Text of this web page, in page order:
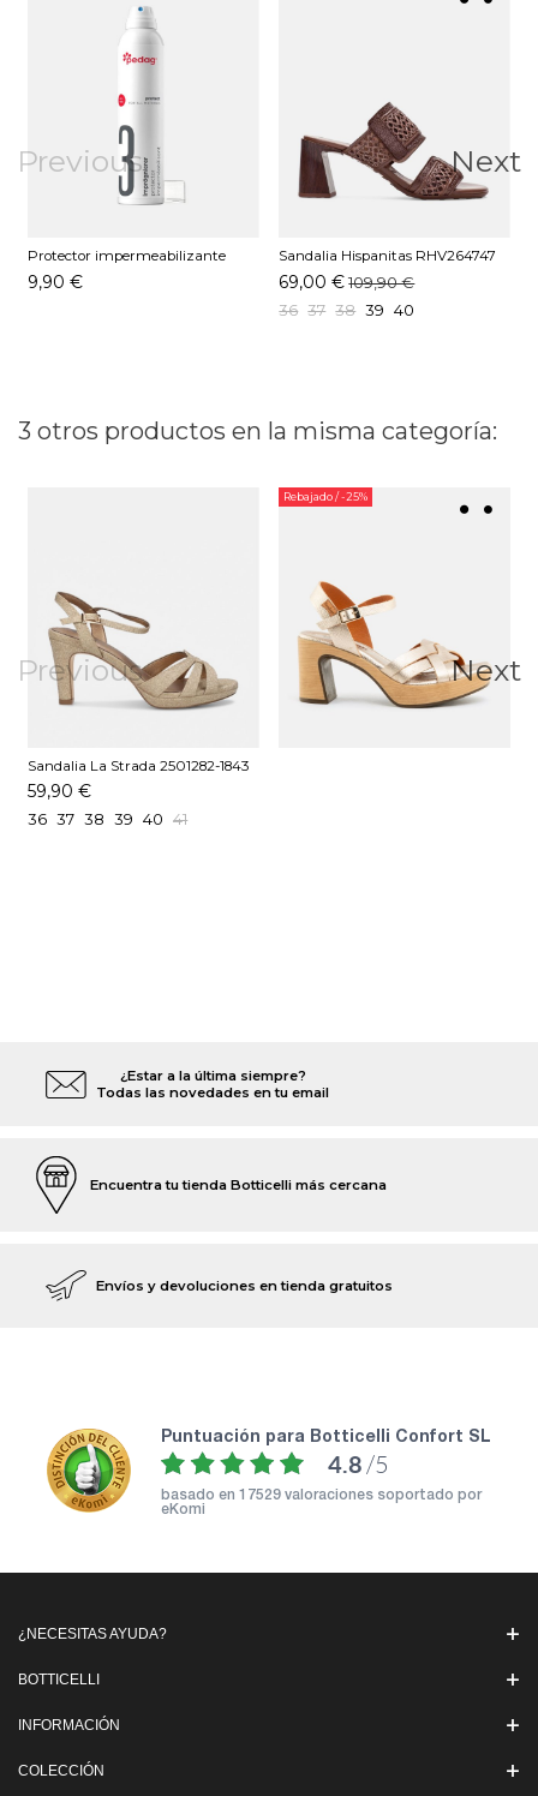
Previous
Protector impermeabilizante
Pedag 250 ML
9,90 €
Sandalia Hispanitas RHV264747
C003 Avellana
69,00 € 109,90 €
36 37 38 39 40
Next
3 otros productos en la misma categoría:
Previous
Sandalia La Strada 2501282-1843
Oro
59,90 €
36 37 38 39 40 41
Rebajado/ -25%
Next
¿Estar a la última siempre?
Todas las novedades en tu email
Encuentra tu tienda Botticelli más cercana
Envíos y devoluciones en tienda gratuitos
puntuación para Botticelli Confort SL
4.8 /5
basado en 17529 valoraciones soportado por
eKomi
¿NECESITAS AYUDA?
BOTTICELLI
INFORMACIÓN
COLECCIÓN